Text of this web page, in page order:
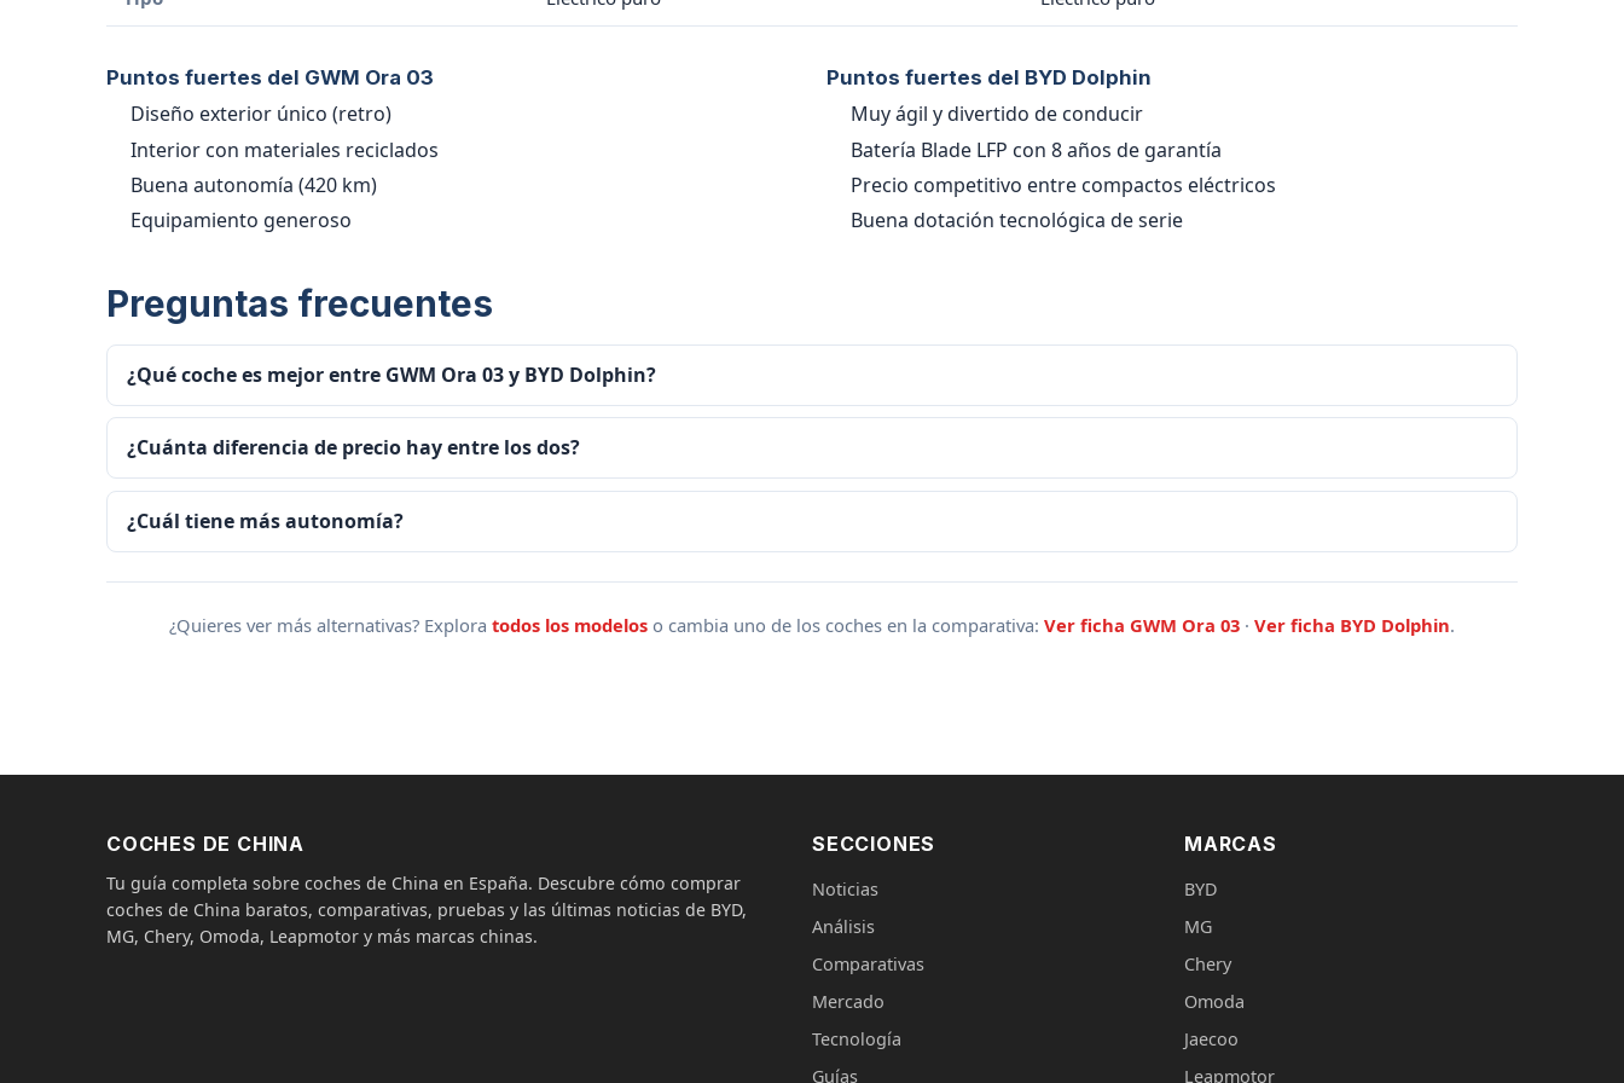
Puntos fuertes del GWM Ora 03
Diseño exterior único (retro)
Interior con materiales reciclados
Buena autonomía (420 km)
Equipamiento generoso
Puntos fuertes del BYD Dolphin
Muy ágil y divertido de conducir
Batería Blade LFP con 8 años de garantía
Precio competitivo entre compactos eléctricos
Buena dotación tecnológica de serie
Preguntas frecuentes
¿Qué coche es mejor entre GWM Ora 03 y BYD Dolphin?
¿Cuánta diferencia de precio hay entre los dos?
¿Cuál tiene más autonomía?
¿Quieres ver más alternativas? Explora todos los modelos o cambia uno de los coches en la comparativa: Ver ficha GWM Ora 03 · Ver ficha BYD Dolphin.
COCHES DE CHINA
Tu guía completa sobre coches de China en España. Descubre cómo comprar
coches de China baratos, comparativas, pruebas y las últimas noticias de BYD,
MG, Chery, Omoda, Leapmotor y más marcas chinas.
SECCIONES
Noticias
Análisis
Comparativas
Mercado
Tecnología
Guías
MARCAS
BYD
MG
Chery
Omoda
Jaecoo
Leapmotor